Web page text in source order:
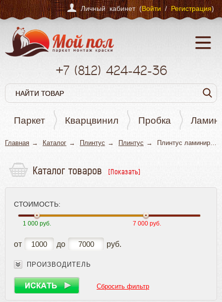
Личный кабинет (Войти/Регистрация)
+7 (812) 424-42-36
Паркет Кварцвинил Пробка
Главная Каталог Плинтус Плинтус Плинтус ламинированный (пленочный)
Каталог товаров
Паркет
Ламинат
Плинтус
Плинтус МДФ
Массивный плинтус
СТОИМОСТЬ:
1 000 руб. 7 000 руб.
от до руб.
ПРОИЗВОДИТЕЛЬ
Сбросить фильтр